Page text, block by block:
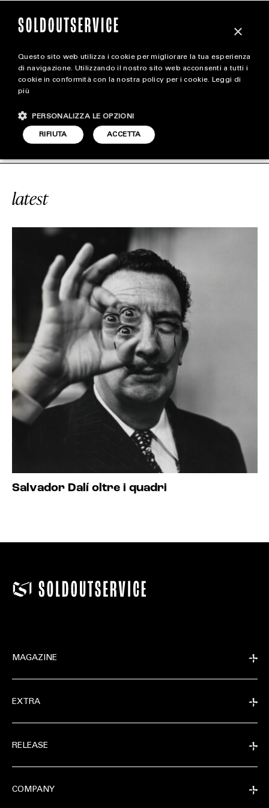
magazine
STYLE
FOOTWEAR
#CHUPA CHUPS
latest
Salvador Dalí oltre i quadri
MAGAZINE
EXTRA
RELEASE
COMPANY
×
Questo sito web utilizza i cookie per migliorare la tua esperienza
di navigazione. Utilizzando il nostro sito web acconsenti a tutti i
cookie in conformità con la nostra policy per i cookie. Leggi di
più
ACCETTA
RIFIUTA
PERSONALIZZA LE OPZIONI